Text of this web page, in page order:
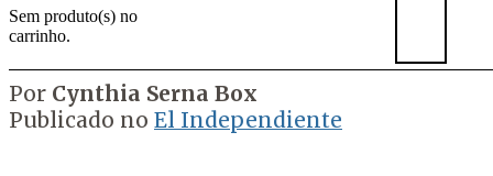
Sem produto(s) no
carrinho.
levantarem a voz.
Por Cynthia Serna Box
Publicado no El Independiente